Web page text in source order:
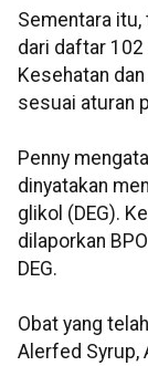
Sementara
dari daftar
Kesehatan
sesuai aturan
Penny
dinyatakan
glikol (DEG).
dilaporkan
DEG.
Obat yang
Alerfed Syrup,